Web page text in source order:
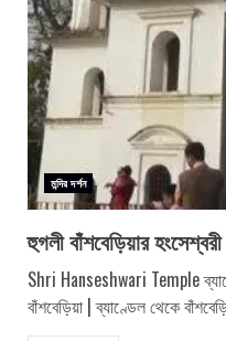
মন্দির দর্শন
হুগলী বাঁশবেড়িয়ার হংসেশ্বরী
Shri Hanseshwari Temple
বাঁশবেড়িয়া | ব্যাণ্ডেল থেকে